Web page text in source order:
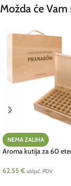
Možda će
NEMA ZALIHA
Aroma kutija za 60
62.55 € uključ. PDV